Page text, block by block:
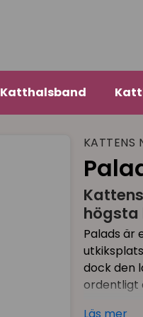
Katthalsband
KATTENS
högsta
Palads är
dock den
ordentligt
Golv-till-